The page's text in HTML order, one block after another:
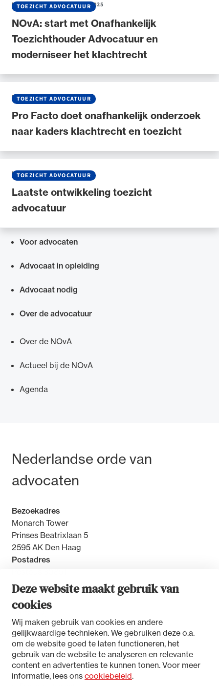
Deze website maakt gebruik van
cookies
Wij maken gebruik van cookies en andere
gelijkwaardige technieken. We gebruiken deze o.a.
om de website goed te laten functioneren, het
gebruik van de website te analyseren en relevante
content en advertenties te kunnen tonen. Voor meer
informatie, lees ons cookiebeleid.
NOvA: start met Onafhankelijk
Toezichthouder Advocatuur en
moderniseer het klachtrecht
TOEZICHT ADVOCATUUR
NIEUWS•15 SEPTEMBER 2025
Pro Facto doet onafhankelijk onderzoek
naar kaders klachtrecht en toezicht
TOEZICHT ADVOCATUUR
NIEUWS•25 JANUARI 2025
Laatste ontwikkeling toezicht
advocatuur
TOEZICHT ADVOCATUUR
NIEUWS•19 JUNI 2024
Voor advocaten
Advocaat in opleiding
Advocaat nodig
Over de advocatuur
Over de NOvA
Actueel bij de NOvA
Agenda
Bezoek- en postadres
Nederlandse orde van
advocaten
Bezoekadres
Monarch Tower
Prinses Beatrixlaan 5
2595 AK Den Haag
Postadres
2500 GW Den Haag
Toegankelijkheidsverklaring
Disclaimer